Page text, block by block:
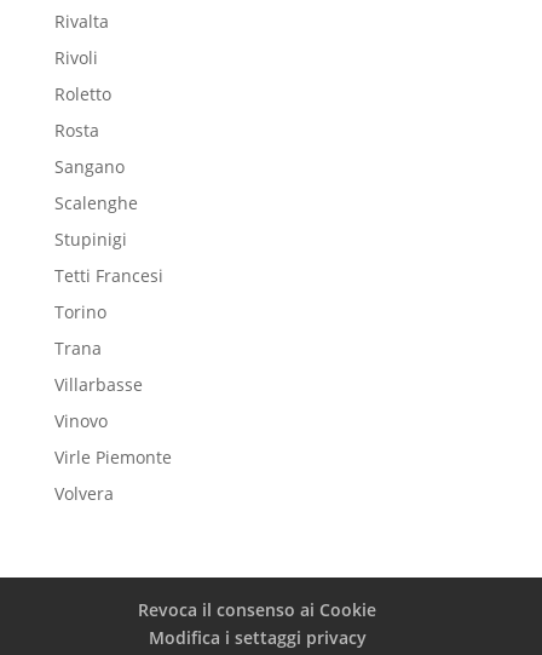
Rivalta
Rivoli
Roletto
Rosta
Sangano
Scalenghe
Stupinigi
Tetti Francesi
Torino
Trana
Villarbasse
Vinovo
Virle Piemonte
Volvera
Revoca il consenso ai Cookie
Modifica i settaggi privacy